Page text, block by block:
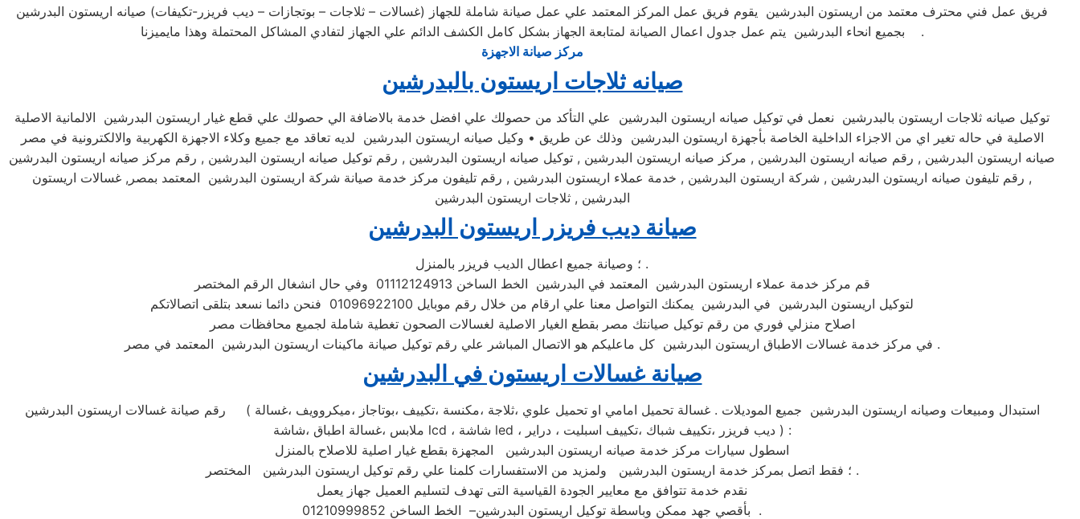
فريق عمل فني محترف معتمد من اريستون البدرشين يقوم فريق عمل المركز المعتمد علي عمل صيانة شاملة للجهاز (غسالات – ثلاجات – بوتجازات – ديب فريزر-تكيفات) صيانه اريستون البدرشين
بجميع انحاء البدرشين يتم عمل جدول اعمال الصيانة لمتابعة الجهاز بشكل كامل الكشف الدائم علي الجهاز لتفادي المشاكل المحتملة وهذا مايميزنا .
مركز صيانة الاجهزة
صيانه ثلاجات اريستون بالبدرشين
توكيل صيانه ثلاجات اريستون بالبدرشين نعمل في توكيل صيانه اريستون البدرشين علي التأكد من حصولك علي افضل خدمة بالاضافة الي حصولك علي قطع غيار اريستون البدرشين الالمانية الاصلية
الاصلية في حاله تغير اي من الاجزاء الداخلية الخاصة بأجهزة اريستون البدرشين وذلك عن طريق • وكيل صيانه اريستون البدرشين لديه تعاقد مع جميع وكلاء الاجهزة الكهربية والالكترونية في مصر
صيانه اريستون البدرشين , رقم صيانه اريستون البدرشين , مركز صيانه اريستون البدرشين , توكيل صيانه اريستون البدرشين , رقم توكيل صيانه اريستون البدرشين , رقم مركز صيانه اريستون البدرشين
, رقم تليفون صيانه اريستون البدرشين , شركة اريستون البدرشين , خدمة عملاء اريستون البدرشين , رقم تليفون مركز خدمة صيانة شركة اريستون البدرشين المعتمد بمصر, غسالات اريستون
البدرشين , ثلاجات اريستون البدرشين
صيانة ديب فريزر اريستون البدرشين
؛ وصيانة جميع اعطال الديب فريزر بالمنزل .
قم مركز خدمة عملاء اريستون البدرشين المعتمد في البدرشين الخط الساخن 01112124913 وفي حال انشغال الرقم المختصر
لتوكيل اريستون البدرشين في البدرشين يمكنك التواصل معنا علي ارقام من خلال رقم موبايل 01096922100 فنحن دائما نسعد بتلقى اتصالاتكم
اصلاح منزلي فوري من رقم توكيل صيانتك مصر بقطع الغيار الاصلية لغسالات الصحون تغطية شاملة لجميع محافظات مصر
في مركز خدمة غسالات الاطباق اريستون البدرشين كل ماعليكم هو الاتصال المباشر علي رقم توكيل صيانة ماكينات اريستون البدرشين المعتمد في مصر .
صيانة غسالات اريستون في البدرشين
رقم صيانة غسالات اريستون البدرشين ( استبدال ومبيعات وصيانه اريستون البدرشين جميع الموديلات . غسالة تحميل امامي او تحميل علوي ،ثلاجة ،مكنسة ،تكييف ،بوتاجاز ،ميكروويف ،غسالة
ملابس ،غسالة اطباق ،شاشة lcd ، شاشة led ، ديب فريزر ،تكييف شباك ،تكييف اسبليت ، دراير ) :
اسطول سيارات مركز خدمة صيانه اريستون البدرشين المجهزة بقطع غيار اصلية للاصلاح بالمنزل
؛ فقط اتصل بمركز خدمة اريستون البدرشين ولمزيد من الاستفسارات كلمنا علي رقم توكيل اريستون البدرشين المختصر .
نقدم خدمة تتوافق مع معايير الجودة القياسية التى تهدف لتسليم العميل جهاز يعمل
بأقصي جهد ممكن وباسطة توكيل اريستون البدرشين– الخط الساخن 01210999852 .